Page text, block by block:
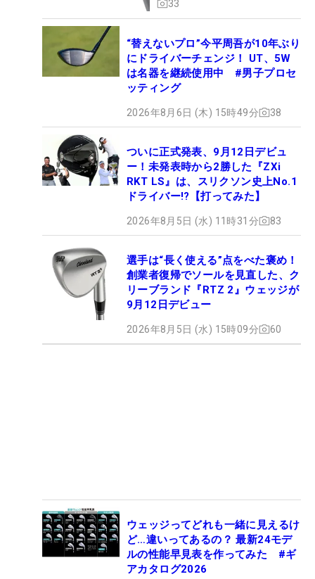
33
“替えないプロ”今平周吾が10年ぶり
にドライバーチェンジ！ UT、5W
は名器を継続使用中 #男子プロセ
ッティング
2026年8月6日 (木) 15時49分 38
ついに正式発表、9月12日デビュ
ー！未発表時から2勝した『ZXi
RKT LS』は、スリクソン史上No.1
ドライバー!?【打ってみた】
2026年8月5日 (水) 11時31分 83
選手は“長く使える”点をべた褒め！
創業者復帰でソールを見直した、ク
リーブランド『RTZ 2』ウェッジが
9月12日デビュー
2026年8月5日 (水) 15時09分 60
ウェッジってどれも一緒に見えるけ
ど…違いってあるの？ 最新24モデ
ルの性能早見表を作ってみた #ギ
アカタログ2026